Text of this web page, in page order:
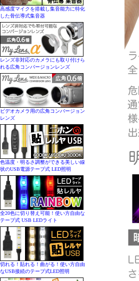
高感度マイクを搭載し集音能力に特化
した骨伝導式集音器
レンズ非対応のカメラにも取り付けら
れる広角コンバージョンレンズ
ビデオカメラ用の広角コンバージョン
レンズ
色温度・明るさ調整ができる美しい線
状のUSB電源テープ式 LED照明
全20色に切り替え可能！使い方自由な
テープ式 USB LEDライト
切れる！貼れる！曲がる！使い方自由
なUSB接続のテープ式LED照明